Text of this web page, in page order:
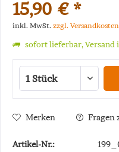
15,90 € *
inkl. MwSt. zzgl. Versandkosten
sofort lieferbar, Versand
Merken Fragen
Artikel-Nr.: